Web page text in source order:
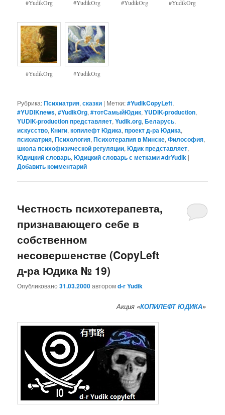
#YudikOrg #YudikOrg #YudikOrg #YudikOrg
#YudikOrg #YudikOrg
Рубрика:Психиатрия,сказки | Метки:#YudikCopyLeft,
#YUDIKnews,#YudikOrg,#тотСамыйЮдик,YUDIK-production,
YUDIK-production представляет,Yudik.org,Беларусь,
искусство,Книги,копилефт Юдика,проект д-ра Юдика,
психиатрия,Психология,Психотерапия в Минске,Философия,
школа психофизической регуляции,Юдик представляет,
Юдицкий словарь,Юдицкий словарь с метками #‎drYudik |
Добавить комментарий
Честность психотерапевта,
признавающего себе в
собственном
несовершенстве (CopyLeft
д-ра Юдика № 19)
Опубликовано31.03.2000авторомd-r Yudik
Акция «КОПИЛЕФТ ЮДИКА»